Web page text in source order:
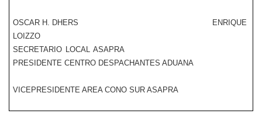
OSCAR H. DHERS ENRIQUE
LOIZZO
SECRETARIO LOCAL ASAPRA
PRESIDENTE CENTRO DESPACHANTES ADUANA
VICEPRESIDENTE AREA CONO SUR ASAPRA